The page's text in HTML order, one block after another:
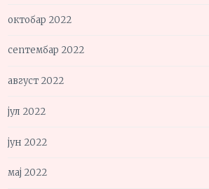
октобар 2022
септембар 2022
август 2022
јул 2022
јун 2022
мај 2022